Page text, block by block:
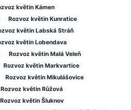
květin Kámen
Rozvoz květin Kunratice
květin Labská Stráň
květin Lobendava
Rozvoz květin Malá Veleň
Rozvoz květin Markvartice
Rozvoz květin Mikulášovice
Rozvoz květin Růžová
Rozvoz květin Šluknov